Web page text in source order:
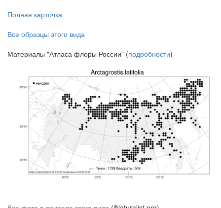
Полная карточка
Все образцы этого вида
Материалы "Атласа флоры России" (подробности)